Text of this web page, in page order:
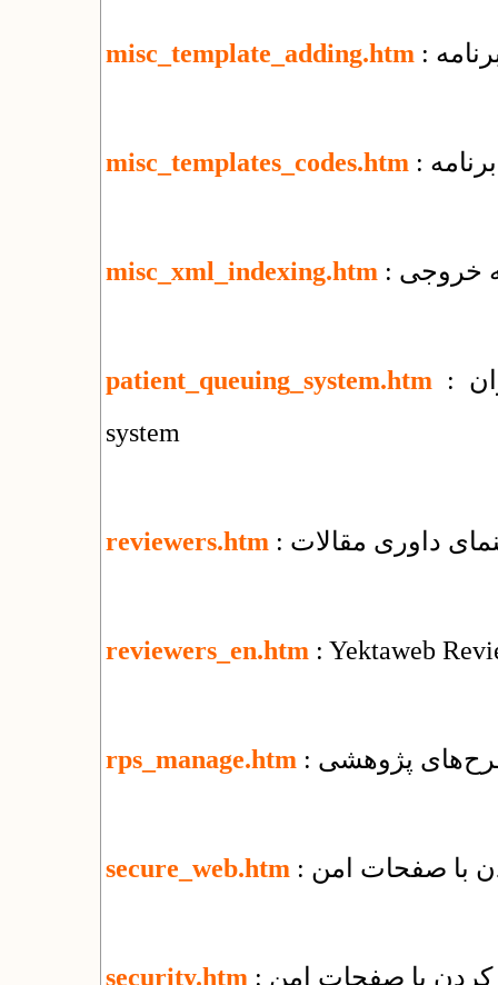
misc_template_adding.htm
misc_templates_codes.htm
misc_xml_indexing.htm
patient_queuing_system.htm : سامانه نوبت دهی بیماران : patient queuing
system
reviewers.htm داوری مقالات
reviewers_en.htm : Yektaweb
rps_manage.htm پژوهشی
secure_web.htm
security.htm